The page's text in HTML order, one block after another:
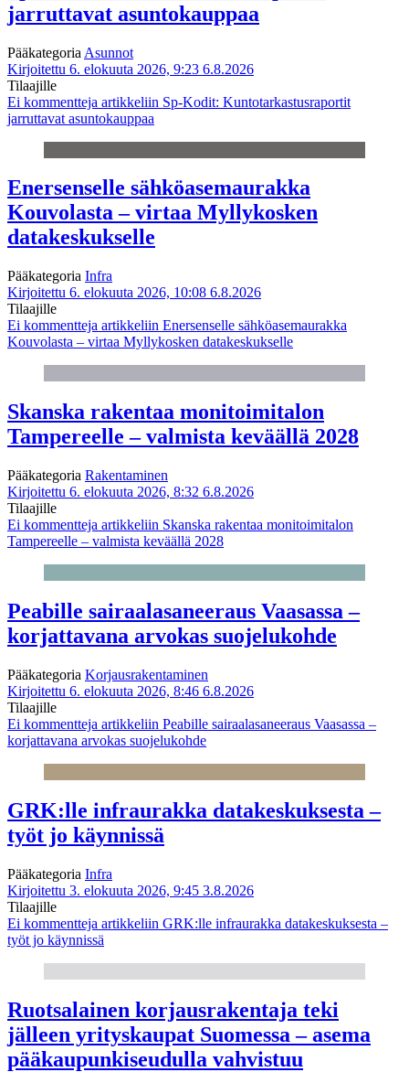
jarruttavat asuntokauppaa
Pääkategoria Asunnot
Kirjoitettu 6. elokuuta 2026, 9:23 6.8.2026
Tilaajille
Ei kommentteja artikkeliin Sp-Kodit: Kuntotarkastusraportit
jarruttavat asuntokauppaa
Enersenselle sähköasemaurakka
Kouvolasta – virtaa Myllykosken
datakeskukselle
Pääkategoria Infra
Kirjoitettu 6. elokuuta 2026, 10:08 6.8.2026
Tilaajille
Ei kommentteja artikkeliin Enersenselle sähköasemaurakka
Kouvolasta – virtaa Myllykosken datakeskukselle
Skanska rakentaa monitoimitalon
Tampereelle – valmista keväällä 2028
Pääkategoria Rakentaminen
Kirjoitettu 6. elokuuta 2026, 8:32 6.8.2026
Tilaajille
Ei kommentteja artikkeliin Skanska rakentaa monitoimitalon
Tampereelle – valmista keväällä 2028
Peabille sairaalasaneeraus Vaasassa –
korjattavana arvokas suojelukohde
Pääkategoria Korjausrakentaminen
Kirjoitettu 6. elokuuta 2026, 8:46 6.8.2026
Tilaajille
Ei kommentteja artikkeliin Peabille sairaalasaneeraus Vaasassa –
korjattavana arvokas suojelukohde
GRK:lle infraurakka datakeskuksesta –
työt jo käynnissä
Pääkategoria Infra
Kirjoitettu 3. elokuuta 2026, 9:45 3.8.2026
Tilaajille
Ei kommentteja artikkeliin GRK:lle infraurakka datakeskuksesta –
työt jo käynnissä
Ruotsalainen korjausrakentaja teki
jälleen yrityskaupat Suomessa – asema
pääkaupunkiseudulla vahvistuu